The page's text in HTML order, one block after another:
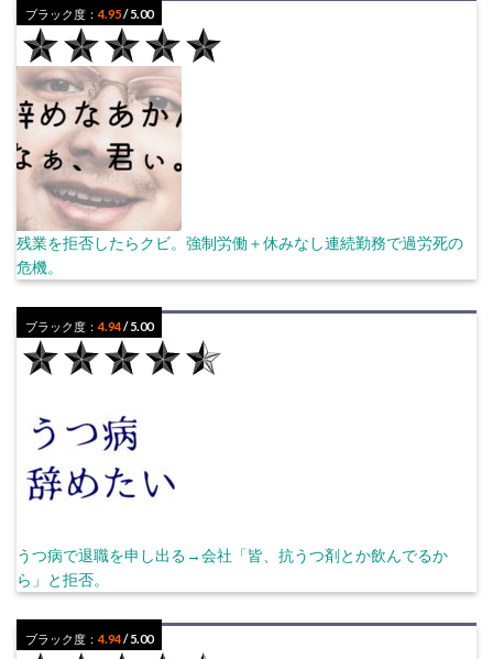
ブラック度：4.95/ 5.00
残業を拒否したらクビ。強制労働＋休みなし連続勤務で過労死の
危機。
ブラック度：4.94/ 5.00
うつ病で退職を申し出る→会社「皆、抗うつ剤とか飲んでるか
ら」と拒否。
ブラック度：4.94/ 5.00